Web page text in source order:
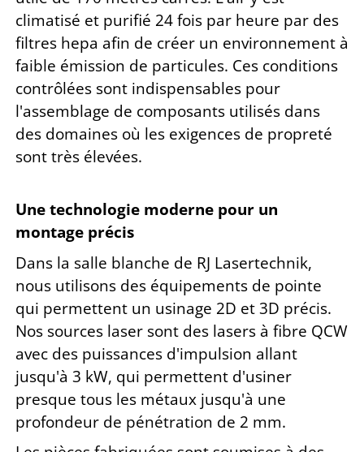
climatisé et purifié 24 fois par heure par des
filtres hepa afin de créer un environnement à
faible émission de particules. Ces conditions
contrôlées sont indispensables pour
l'assemblage de composants utilisés dans
des domaines où les exigences de propreté
sont très élevées.
Une technologie moderne pour un
montage précis
Dans la salle blanche de RJ Lasertechnik,
nous utilisons des équipements de pointe
qui permettent un usinage 2D et 3D précis.
Nos sources laser sont des lasers à fibre QCW
avec des puissances d'impulsion allant
jusqu'à 3 kW, qui permettent d'usiner
presque tous les métaux jusqu'à une
profondeur de pénétration de 2 mm.